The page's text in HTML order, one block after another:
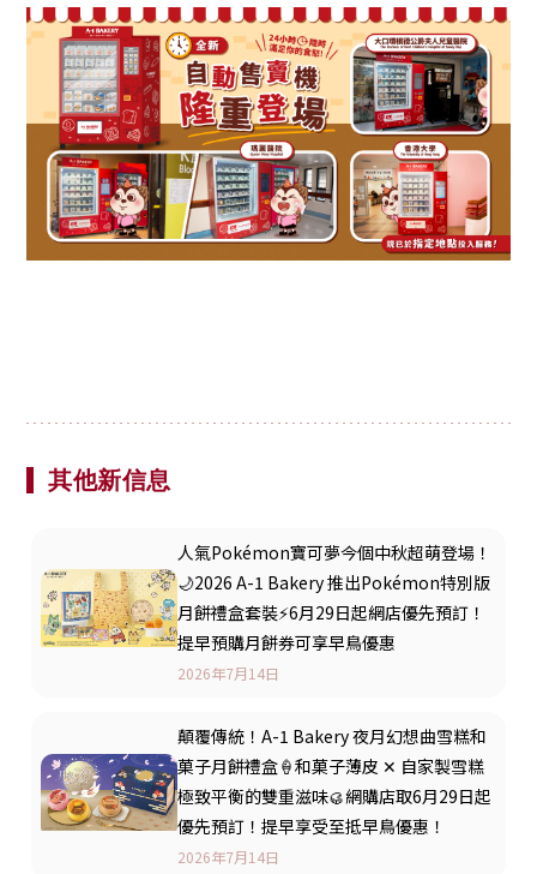
其他新信息
人氣Pokémon寶可夢今個中秋超萌登場！
🌙2026 A-1 Bakery 推出Pokémon特別版
月餅禮盒套裝⚡️6月29日起網店優先預訂！
提早預購月餅券可享早鳥優惠
2026年7月14日
顛覆傳統！A-1 Bakery 夜月幻想曲雪糕和
菓子月餅禮盒🍦和菓子薄皮 ✕ 自家製雪糕
極致平衡的雙重滋味🥮網購店取6月29日起
優先預訂！提早享受至抵早鳥優惠！
2026年7月14日